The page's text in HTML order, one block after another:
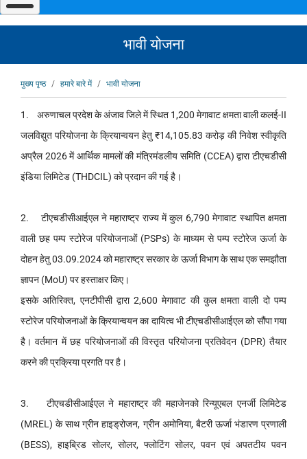
navigate
and
interact
भावी योजना
पग
चिन्ह
मुख्य पृष्ठ हमारे बारे में भावी योजना
1. अरुणाचल प्रदेश के अंजाव जिले में स्थित 1,200 मेगावाट क्षमता वाली कलई-II
जलविद्युत परियोजना के क्रियान्वयन हेतु ₹14,105.83 करोड़ की निवेश स्वीकृति
अप्रैल 2026 में आर्थिक मामलों की मंत्रिमंडलीय समिति (CCEA) द्वारा टीएचडीसी
इंडिया लिमिटेड (THDCIL) को प्रदान की गई है।
2. टीएचडीसीआईएल ने महाराष्ट्र राज्य में कुल 6,790 मेगावाट स्थापित क्षमता
वाली छह पम्प स्टोरेज परियोजनाओं (PSPs) के माध्यम से पम्प स्टोरेज ऊर्जा के
दोहन हेतु 03.09.2024 को महाराष्ट्र सरकार के ऊर्जा विभाग के साथ एक समझौता
ज्ञापन (MoU) पर हस्ताक्षर किए।
इसके अतिरिक्त, एनटीपीसी द्वारा 2,600 मेगावाट की कुल क्षमता वाली दो पम्प
स्टोरेज परियोजनाओं के क्रियान्वयन का दायित्व भी टीएचडीसीआईएल को सौंपा गया
है। वर्तमान में छह परियोजनाओं की विस्तृत परियोजना प्रतिवेदन (DPR) तैयार
करने की प्रक्रिया प्रगति पर है।
3. टीएचडीसीआईएल ने महाराष्ट्र की महाजेनको रिन्यूएबल एनर्जी लिमिटेड
(MREL) के साथ ग्रीन हाइड्रोजन, ग्रीन अमोनिया, बैटरी ऊर्जा भंडारण प्रणाली
(BESS), हाइब्रिड सोलर, सोलर, फ्लोटिंग सोलर, पवन एवं अपतटीय पवन